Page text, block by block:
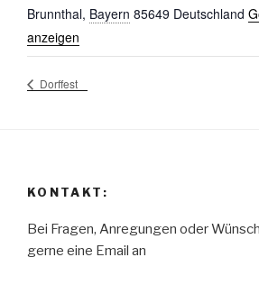
Brunnthal, Bayern 85649 Deutschland
anzeigen
Dorffest
KONTAKT:
Bei Fragen, Anregungen oder
gerne eine Email an